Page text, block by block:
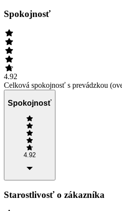
Spokojnosť
4.92
Celková spokojnosť s prevádzkou
Spokojnosť
4.92
Starostlivosť o zákazníka